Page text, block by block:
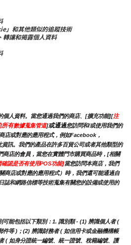
」和其他類似的追蹤技術
轉讓和揭露個人資料
個人資料。當您通過我們的商店、[擴充功能][注
所有數據蒐集管道]或通過您訪問和/或使用我們的
店或對應的應用程式，例如Facebook，
訊。我們的產品在許多百貨公司或者其他類型的
商店的會員，當您在實體門市購買商品時，[相關
認是否有使用POS功能]當您訪問本商店，我們
商店或對應的應用程式）時，我們還可能通過自
誌和網路信標等技術蒐集有關您的設備或使用的
可能包括以下類別：1. 識別類 - (1) 辨識個人者 (
件等 )；(2) 辨識財務者 ( 如信用卡或金融機構帳
( 如身分證統一編號、統一證號、稅籍編號、護